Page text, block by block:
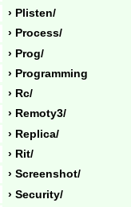
› Plisten/
› Process/
› Prog/
› Programming
› Rc/
› Remoty3/
› Replica/
› Rit/
› Screenshot/
› Security/